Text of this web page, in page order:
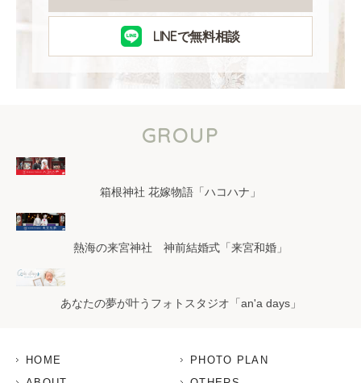
LINEで無料相談
GROUP
箱根神社 花嫁物語「ハコハナ」
熱海の来宮神社 神前結婚式「来宮和婚」
あなたの夢が叶うフォトスタジオ「an'a days」
HOME
PHOTO PLAN